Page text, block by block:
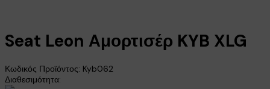
Seat Leon Aμορτισέρ KYB XLG
Κωδικός Προϊόντος: Kyb062
Διαθεσιμότητα: